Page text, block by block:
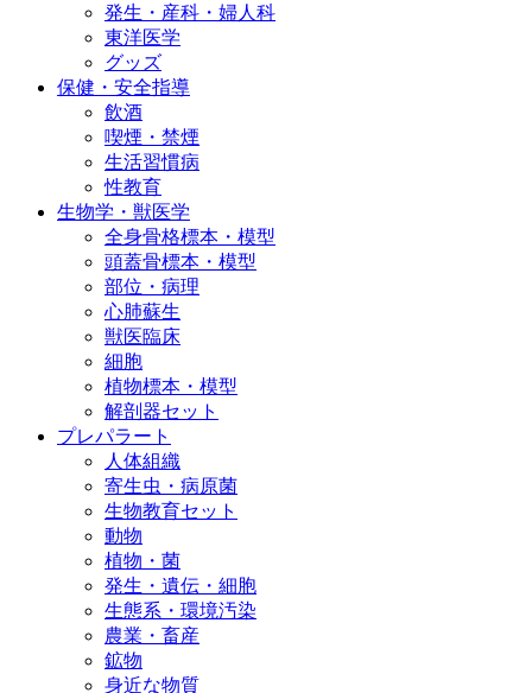
発生・産科・婦人科
東洋医学
グッズ
保健・安全指導
飲酒
喫煙・禁煙
生活習慣病
性教育
生物学・獣医学
全身骨格標本・模型
頭蓋骨標本・模型
部位・病理
心肺蘇生
獣医臨床
細胞
植物標本・模型
解剖器セット
プレパラート
人体組織
寄生虫・病原菌
生物教育セット
動物
植物・菌
発生・遺伝・細胞
生態系・環境汚染
農業・畜産
鉱物
身近な物質